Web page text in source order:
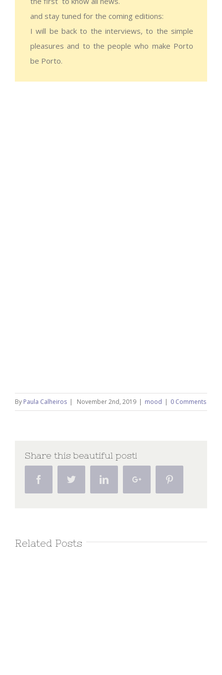
and stay tuned for the coming editions:
I will be back to the interviews, to the simple
pleasures and to the people who make Porto
be Porto.
By Paula Calheiros | November 2nd, 2019 | mood | 0 Comments
Share this beautiful post!
Facebook Twitter LinkedinGoogle+
Related Posts